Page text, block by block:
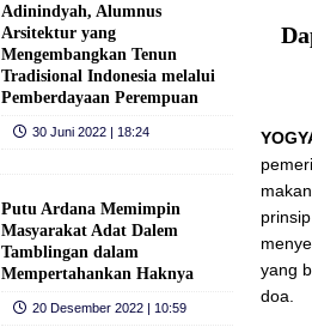
yang
doa.
Adinindyah, Alumnus
Arsitektur yang
Mengembangkan Tenun
Tradisional Indonesia melalui
Pemberdayaan Perempuan
30 Juni 2022 | 18:24
Putu Ardana Memimpin
Masyarakat Adat Dalem
Tamblingan dalam
Mempertahankan Haknya
20 Desember 2022 | 10:59